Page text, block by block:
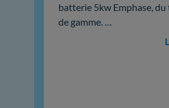
batterie 5kw Emphase,
de gamme. …